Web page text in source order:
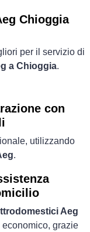
Chioggia
per il servizio di
a Chioggia.
con
utilizzando
.
Aeg
grazie